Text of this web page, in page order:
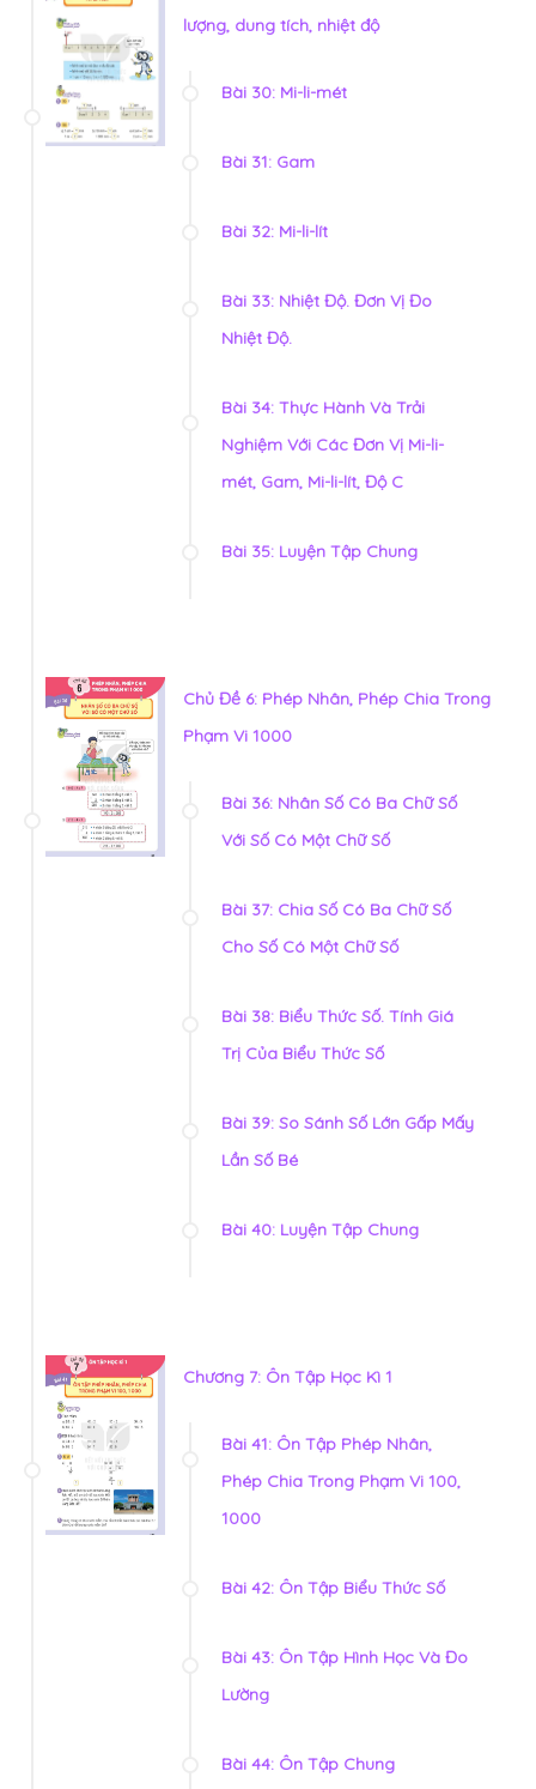
lượng, dung tích, nhiệt độ
Bài 30: Mi-li-mét
Bài 31: Gam
Bài 32: Mi-li-lít
Bài 33: Nhiệt Độ. Đơn Vị Đo
Nhiệt Độ.
Bài 34: Thực Hành Và Trải
Nghiệm Với Các Đơn Vị Mi-li-
mét, Gam, Mi-li-lít, Độ C
Bài 35: Luyện Tập Chung
Chủ Đề 6: Phép Nhân, Phép Chia Trong
Phạm Vi 1000
Bài 36: Nhân Số Có Ba Chữ Số
Với Số Có Một Chữ Số
Bài 37: Chia Số Có Ba Chữ Số
Cho Số Có Một Chữ Số
Bài 38: Biểu Thức Số. Tính Giá
Trị Của Biểu Thức Số
Bài 39: So Sánh Số Lớn Gấp Mấy
Lần Số Bé
Bài 40: Luyện Tập Chung
Chương 7: Ôn Tập Học Kì 1
Bài 41: Ôn Tập Phép Nhân,
Phép Chia Trong Phạm Vi 100,
1000
Bài 42: Ôn Tập Biểu Thức Số
Bài 43: Ôn Tập Hình Học Và Đo
Lường
Bài 44: Ôn Tập Chung